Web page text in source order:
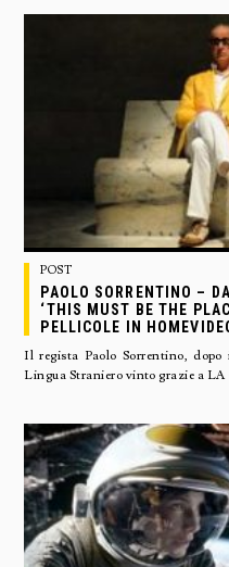
POST
PAOLO SORRENTINO –
‘THIS MUST BE THE
PELLICOLE IN
Il regista Paolo Sorrentino,
Lingua Straniero vinto grazie a